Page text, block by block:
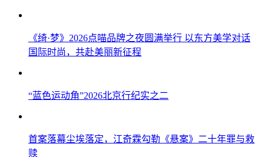
《绮·梦》2026点喵品牌之夜圆满举行 以东方美学对话
国际时尚，共赴美丽新征程
“蓝色运动角”2026北京行纪实之二
首案落幕尘埃落定，江奇霖勾勒《悬案》二十年罪与救
赎